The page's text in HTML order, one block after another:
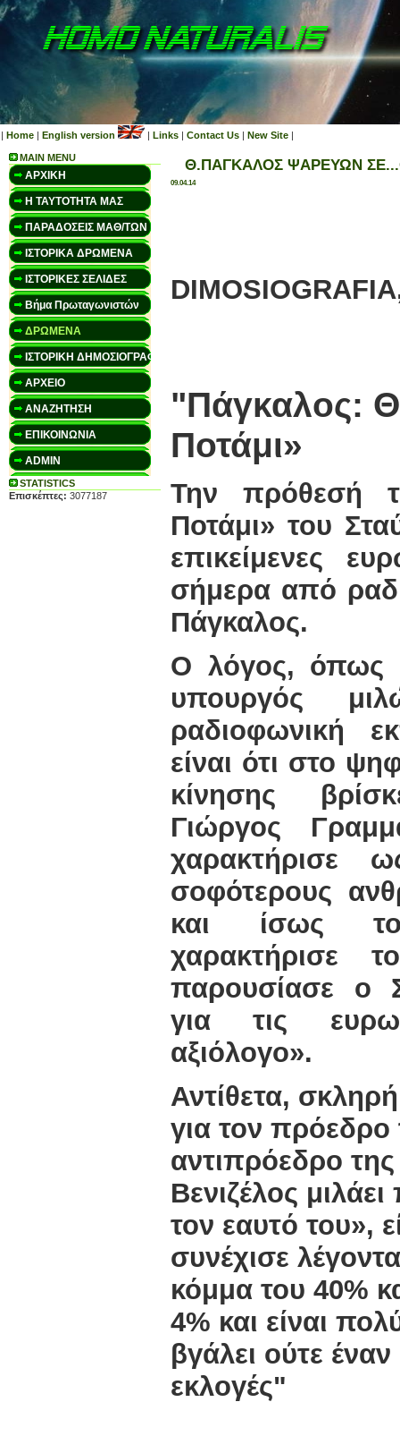
| Home | English version | Links | Contact Us | New Site |
MAIN MENU
ΑΡΧΙΚΗ
Η ΤΑΥΤΟΤΗΤΑ ΜΑΣ
ΠΑΡΑΔΟΣΕΙΣ ΜΑΘ/ΤΩΝ
ΙΣΤΟΡΙΚΑ ΔΡΩΜΕΝΑ
ΙΣΤΟΡΙΚΕΣ ΣΕΛΙΔΕΣ
Βήμα Πρωταγωνιστών
ΔΡΩΜΕΝΑ
ΙΣΤΟΡΙΚΗ ΔΗΜΟΣΙΟΓΡΑΦΙΑ
ΑΡΧΕΙΟ
ΑΝΑΖΗΤΗΣΗ
ΕΠΙΚΟΙΝΩΝΙΑ
ADMIN
STATISTICS
Επισκέπτες: 3077187
Θ.ΠΑΓΚΑΛΟΣ ΨΑΡΕΥΩΝ
09.04.14
"Πάγκαλος:
Ποτάμι»
Την πρόθεσή
Ποτάμι» του
επικείμενες
σήμερα από
Πάγκαλος.
Ο λόγος, όπως
υπουργός
ραδιοφωνική
είναι ότι στο
κίνησης
Γιώργος
χαρακτήρισε
σοφότερους
και ίσως
χαρακτήρισε
παρουσίασε ο
για τις
αξιόλογο».
Αντίθετα,
για τον
αντιπρόεδρο
Βενιζέλος
τον εαυτό του»,
συνέχισε
κόμμα του 40%
4% και είναι
βγάλει ούτε
εκλογές"